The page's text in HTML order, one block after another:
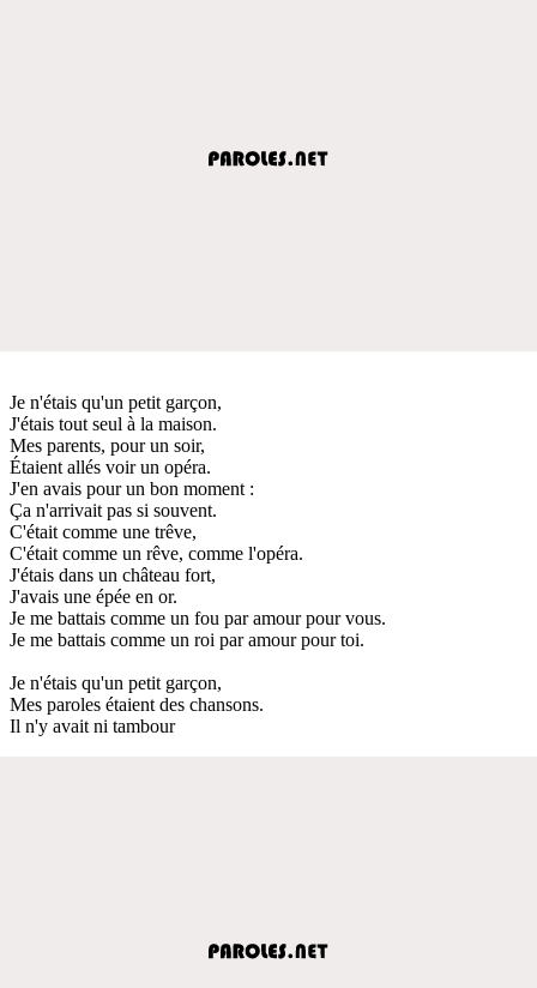
Je n'étais qu'un petit garçon,
J'étais tout seul à la maison.
Mes parents, pour un soir,
Étaient allés voir un opéra.
J'en avais pour un bon moment :
Ça n'arrivait pas si souvent.
C'était comme une trêve,
C'était comme un rêve, comme l'opéra.
J'étais dans un château fort,
J'avais une épée en or.
Je me battais comme un fou par amour pour vous.
Je me battais comme un roi par amour pour toi.
Je n'étais qu'un petit garçon,
Mes paroles étaient des chansons.
Il n'y avait ni tambour